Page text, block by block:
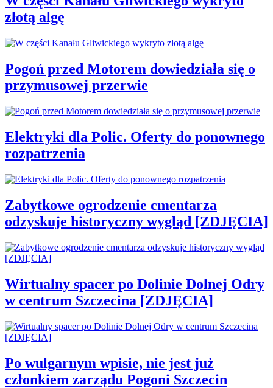
złotą algę
Pogoń przed Motorem dowiedziała się o
przymusowej przerwie
Elektryki dla Polic. Oferty do ponownego
rozpatrzenia
Zabytkowe ogrodzenie cmentarza
odzyskuje historyczny wygląd [ZDJĘCIA]
Wirtualny spacer po Dolinie Dolnej Odry
w centrum Szczecina [ZDJĘCIA]
Po wulgarnym wpisie, nie jest już
członkiem zarządu Pogoni Szczecin